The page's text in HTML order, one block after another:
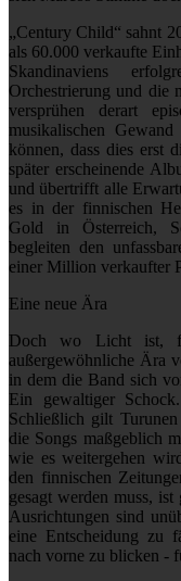
„Century Child“ sahnt
als 60.000 verkaufte
Skandinaviens
Orchestrierung und die
versprühen derart
musikalischen
können, dass dies erst
später erscheinende
und übertrifft alle
es in der finnischen
Gold in Österreich,
begleiten den
einer Million verkaufter
Eine neue Ära
Doch wo Licht ist,
außergewöhnliche Ära
in dem die Band sich
Ein gewaltiger
Schließlich gilt
die Songs maßgeblich
wie es weitergehen
den finnischen
gesagt werden muss,
Ausrichtungen sind
eine Entscheidung zu
nach vorne zu blicken